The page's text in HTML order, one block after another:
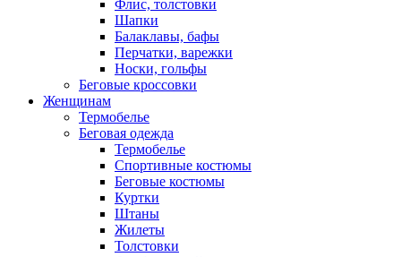
Флис, толстовки
Шапки
Балаклавы, бафы
Перчатки, варежки
Носки, гольфы
Беговые кроссовки
Женщинам
Термобелье
Беговая одежда
Термобелье
Спортивные костюмы
Беговые костюмы
Куртки
Штаны
Жилеты
Толстовки